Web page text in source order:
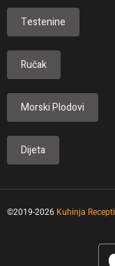
Testenine
Ručak
Morski Plodovi
Dijeta
©2019-2026 Kuhinja Recepti